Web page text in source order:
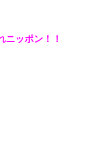
ニッポン！！